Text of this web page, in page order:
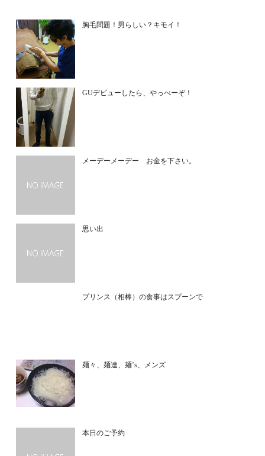
胸毛問題！男らしい？キモイ！
GUデビューしたら、やっべーぞ！
メーデーメーデー お金を下さい。
思い出
プリンス（相棒）の食事はスプーンで
麺々、麺達、麺’s、メンズ
本日のご予約